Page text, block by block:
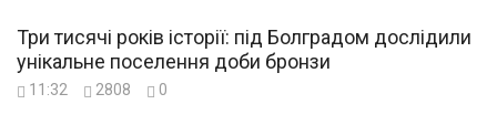
Три тисячі років історії: під Болградом дослідили
унікальне поселення доби бронзи
11:32 2808 0